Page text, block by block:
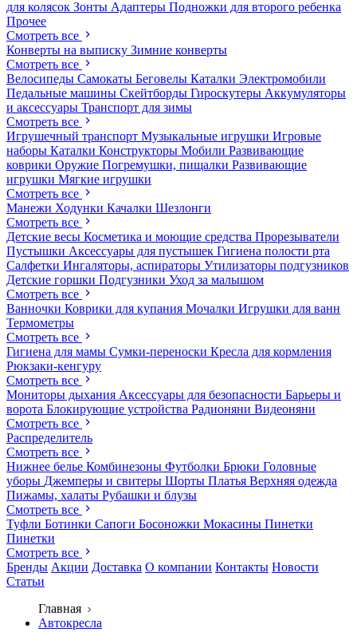
для колясок Зонты Адаптеры Подножки для второго ребенка
Прочее
Смотреть все
Конверты на выписку Зимние конверты
Смотреть все
Велосипеды Самокаты Беговелы Каталки Электромобили
Педальные машины Скейтборды Гироскутеры Аккумуляторы
и аксессуары Транспорт для зимы
Смотреть все
Игрушечный транспорт Музыкальные игрушки Игровые
наборы Каталки Конструкторы Мобили Развивающие
коврики Оружие Погремушки, пищалки Развивающие
игрушки Мягкие игрушки
Смотреть все
Манежи Ходунки Качалки Шезлонги
Смотреть все
Детские весы Косметика и моющие средства Прорезыватели
Пустышки Аксессуары для пустышек Гигиена полости рта
Салфетки Ингаляторы, аспираторы Утилизаторы подгузников
Детские горшки Подгузники Уход за малышом
Смотреть все
Ванночки Коврики для купания Мочалки Игрушки для ванн
Термометры
Смотреть все
Гигиена для мамы Сумки-переноски Кресла для кормления
Рюкзаки-кенгуру
Смотреть все
Мониторы дыхания Аксессуары для безопасности Барьеры и
ворота Блокирующие устройства Радионяни Видеоняни
Смотреть все
Распределитель
Смотреть все
Нижнее белье Комбинезоны Футболки Брюки Головные
уборы Джемперы и свитеры Шорты Платья Верхняя одежда
Пижамы, халаты Рубашки и блузы
Смотреть все
Туфли Ботинки Сапоги Босоножки Мокасины Пинетки
Пинетки
Смотреть все
Бренды Акции Доставка О компании Контакты Новости
Статьи
Главная
Автокресла